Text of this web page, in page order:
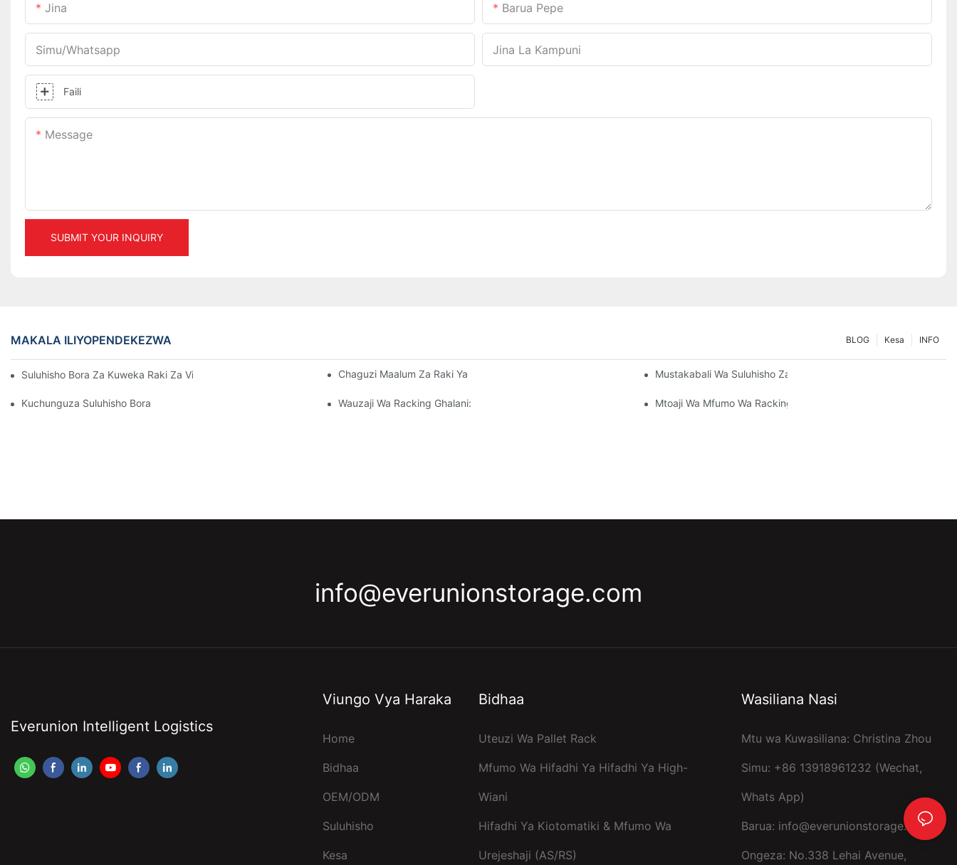
Jina Barua Pepe
Simu/whatsapp Jina La Kampuni
Faili
Message
SUBMIT YOUR INQUIRY
MAKALA ILIYOPENDEKEZWA INFO
Kesa
BLOG
Suluhisho Bora Za Kuweka Raki Za Viwandani Kwa Usimamizi Bora Wa GhalaChaguzi Maalum Za Raki Ya Pallet: Kurekebisha Mahitaji Yako Ya HifadhiMustakabali Wa Suluhisho Za Raki Za Pallet: Mitindo Na Ubunifu
Kuchunguza Suluhisho Bora Za Kuhifadhia Uhifadhi Kwa Kila Sekta Wauzaji Wa Racking Ghalani: Mambo Ya Kutafuta Mtoaji Wa Mfumo Wa Racking: Mambo Muhimu Ya Kuchagua
info@everunionstorage.com
Everunion Intelligent Logistics
Viungo Vya Haraka
Home
Bidhaa
OEM/ODM
Suluhisho
Kesa
Bidhaa
Uteuzi Wa Pallet Rack
Mfumo Wa Hifadhi Ya Hifadhi Ya High-
Wiani
Hifadhi Ya Kiotomatiki & Mfumo Wa
Urejeshaji (AS/RS)
Wasiliana Nasi
Mtu wa Kuwasiliana: Christina Zhou
Simu: +86 13918961232 (Wechat,
Whats App)
Barua: info@everunionstorage.com
Ongeza: No.338 Lehai Avenue,